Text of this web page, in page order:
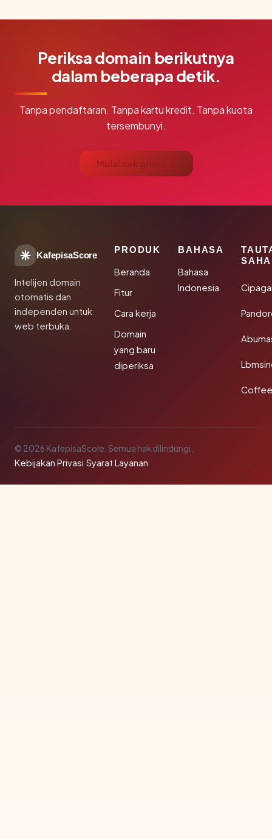
Periksa domain berikutnya
dalam beberapa detik.
Tanpa pendaftaran. Tanpa kartu kredit. Tanpa kuota
tersembunyi.
Mulai cek gratis →
KafepisaScore
Intelijen domain
otomatis dan
independen untuk
web terbuka.
PRODUK
Beranda
Fitur
Cara kerja
Domain
yang baru
diperiksa
BAHASA
Bahasa
Indonesia
© 2026 KafepisaScore. Semua hak dilindungi.
Kebijakan Privasi·Syarat Layanan